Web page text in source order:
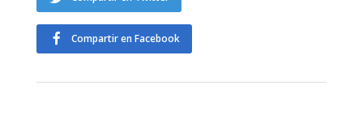
Compartir en Facebook